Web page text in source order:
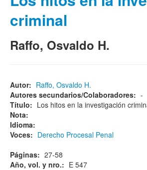
criminal
Raffo, Osvaldo H.
Autor: Raffo, Osvaldo H.
Autores secundarios/Colaboradores: -
Título: Los hitos en la investigación
Nota:
Idioma:
Voces: Derecho Procesal Penal
Páginas: 27-58
Año, vol. y nro.: E 547